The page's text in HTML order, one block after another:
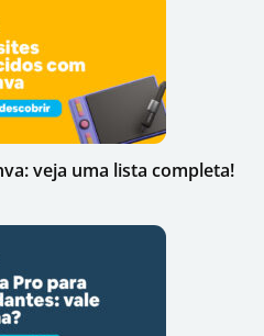
veja uma lista completa!